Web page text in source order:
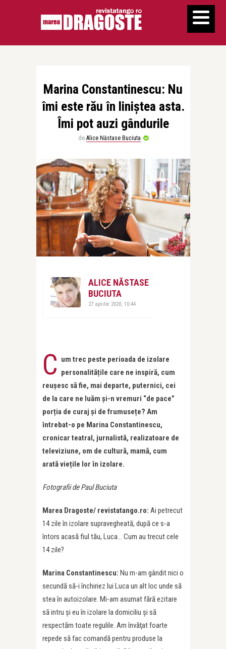
Marina Constantinescu: Nu
îmi este rău în liniştea asta.
Îmi pot auzi gândurile
de Alice Năstase Buciuta
ALICE NĂSTASE
BUCIUTA
27 aprilie 2020, 10:44
C um trec peste perioada de izolare
personalitățile care ne inspiră, cum
reușesc să fie, mai departe, puternici, cei
de la care ne luăm și-n vremuri “de pace”
porția de curaj și de frumusețe? Am
întrebat-o pe Marina Constantinescu,
cronicar teatral, jurnalistă, realizatoare de
televiziune, om de cultură, mamă, cum
arată viețile lor în izolare.
Fotografii de Paul Buciuta
Marea Dragoste/ revistatango.ro: Ai petrecut
14 zile în izolare supravegheată, după ce s-a
întors acasă fiul tău, Luca… Cum au trecut cele
14 zile?
Marina Constantinescu: Nu m-am gândit nici o
secundă să-i închiriez lui Luca un alt loc unde să
stea în autoizolare. Mi-am asumat fără ezitare
să intru şi eu în izolare la domiciliu şi să
respectăm toate regulile. Am învăţat foarte
repede să fac comandă pentru produse la